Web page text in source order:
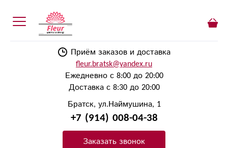
Приём заказов и доставка
fleur.bratsk@yandex.ru
Ежедневно с 8:00 до 20:00
Доставка с 8:30 до 20:00
Братск, ул.Наймушина, 1
+7 (914) 008-04-38
Заказать звонок